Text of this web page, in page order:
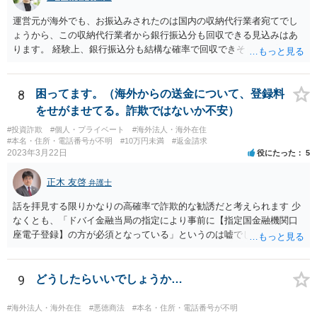
運営元が海外でも、お振込みされたのは国内の収納代行業者宛てでし
ょうから、この収納代行業者から銀行振込分も回収できる見込みはあ
ります。 経験上、銀行振込分も結構な確率で回収できそうな事案にお
以上、何か難しい事情があるのかもしれません。
8
困ってます。（海外からの送金について、登録料
をせがませてる。詐欺ではないか不安）
#投資詐欺 #個人・プライベート
#海外法人・海外在住
#本名・住所・電話番号が不明
#10万円未満 #返金請求
2023年3月22日 役にたった 5
正木 友啓 弁護士
話を拝見する限りかなりの高確率で詐欺的な勧誘だと考えられます 少
なくとも、「ドバイ金融当局の指定により事前に【指定国金融機関口
座電子登録】の方が必須となっている」というのは嘘でしょう 相手に
に相談に行かれてください
9 どうしたらいいでしょうか…
#海外法人・海外在住 #悪徳商法
#本名・住所・電話番号が不明